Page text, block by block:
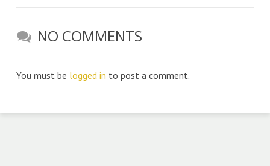
NO COMMENTS
You must be logged in to post a comment.